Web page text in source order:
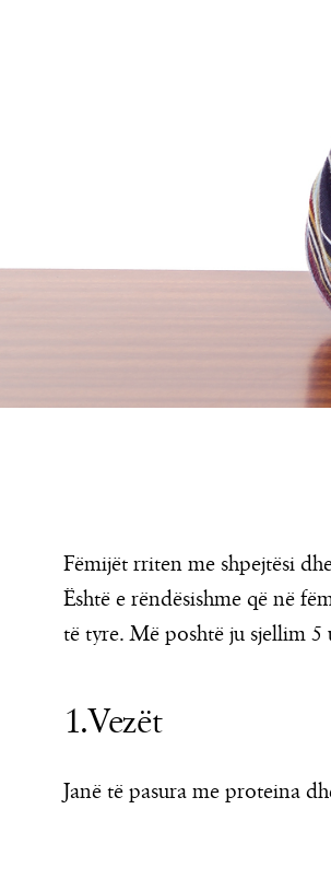
Fëmijët rriten me shpejtësi
Është e rëndësishme që në
të tyre. Më poshtë ju sjellim
1.Vezët
Janë të pasura me proteina